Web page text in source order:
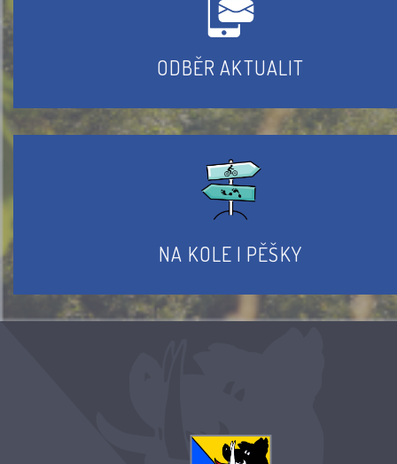
ODBĚR AKTUALIT
NA KOLE I PĚŠKY